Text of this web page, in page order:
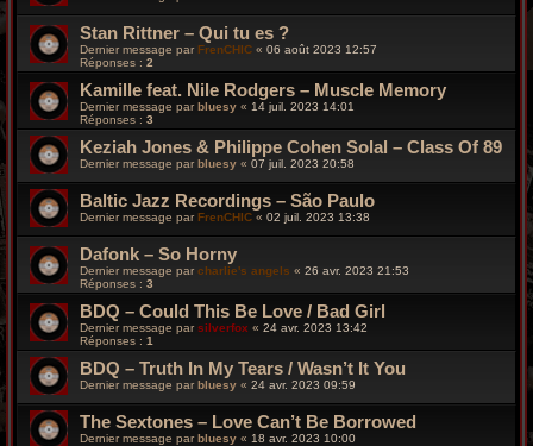
Stan Rittner – Qui tu es ?
Dernier message par FrenCHIC « 06 août 2023 12:57
Réponses : 2
Kamille feat. Nile Rodgers – Muscle Memory
Dernier message parbluesy « 14 juil. 2023 14:01
Réponses : 3
Keziah Jones & Philippe Cohen Solal – Class Of 89
Dernier message par bluesy « 07 juil. 2023 20:58
Baltic Jazz Recordings – São Paulo
Dernier message parFrenCHIC « 02 juil. 2023 13:38
Dafonk – So Horny
Dernier message par charlie's angels « 26 avr. 2023 21:53
Réponses : 3
BDQ – Could This Be Love / Bad Girl
Dernier message parsilverfox « 24 avr. 2023 13:42
Réponses : 1
BDQ – Truth In My Tears / Wasn’t It You
Dernier message par bluesy « 24 avr. 2023 09:59
The Sextones – Love Can’t Be Borrowed
Dernier message parbluesy « 18 avr. 2023 10:00